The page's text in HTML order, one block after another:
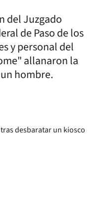
del Juzgado
de Paso de los
y personal del
allanaron la
hombre.